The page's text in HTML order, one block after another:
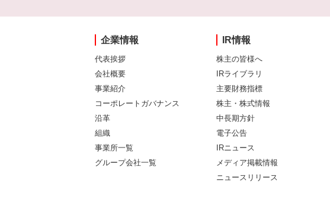
企業情報
代表挨拶
会社概要
事業紹介
コーポレートガバナンス
沿革
組織
事業所一覧
グループ会社一覧
IR情報
株主の皆様へ
IRライブラリ
主要財務指標
株主・株式情報
中長期方針
電子公告
IRニュース
メディア掲載情報
ニュースリリース